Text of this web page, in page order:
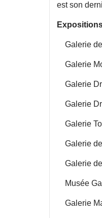
est son
Galerie de
Galerie
Galerie
Galerie
Galerie
Galerie de
Galerie de
Musée
Galerie